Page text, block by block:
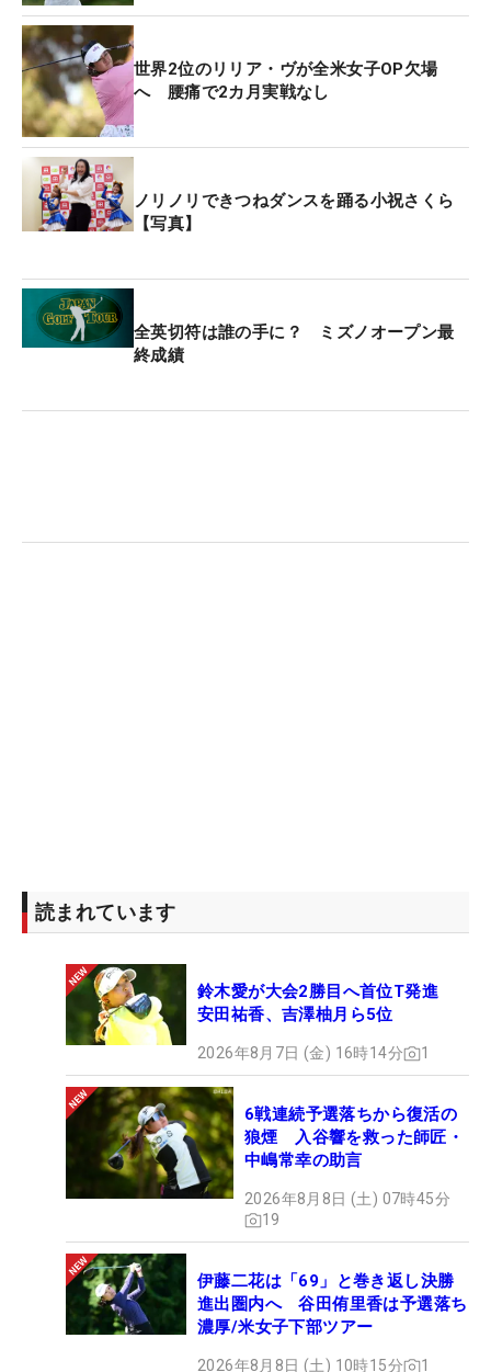
すごくいいんです」と時差ぼけ対策を披露し、「全
米が終わったら、すぐにサントリーレディス。疲れ
を残さないようにしたい。頑張ってきます」と笑顔
で話した。
6度目の海外メジャー挑戦となる2季連続年間女王・
山下美夢有は、6バーディ・2ボギーと4日間の最後
に初の60台となる「68」をマーク。トータル8アン
り130ヤードの2打目をピン横20センチにつける会
心のショットで締めくくり、「ショットはだいぶ改
善できた。気持ち良く行ける。向こうでも頑張りま
河本結（4年ぶり2回目）
木村彩子（初出場）
小祝さくら（2年ぶり3回目）
仁井優花（初出場）
尾関彩美悠（初出場）
鈴木愛（2年ぶり6回目）
山下美夢有（2年連続2回目）
竹田麗央（初出場）※
※5月27日発表の世界ランキングにより正式決定
世界2位のリリア・ヴが全米女子OP欠場
へ 腰痛で2カ月実戦なし
ノリノリできつねダンスを踊る小祝さくら
【写真】
全英切符は誰の手に？ ミズノオープン最
終成績
読まれています
鈴木愛が大会2勝目へ首位T発進
安田祐香、吉澤柚月ら5位
2026年8月7日 (金) 16時14分 1
6戦連続予選落ちから復活の
狼煙 入谷響を救った師匠・
中嶋常幸の助言
2026年8月8日 (土) 07時45分
19
伊藤二花は「69」と巻き返し決勝
進出圏内へ 谷田侑里香は予選落ち
濃厚/米女子下部ツアー
2026年8月8日 (土) 10時15分 1